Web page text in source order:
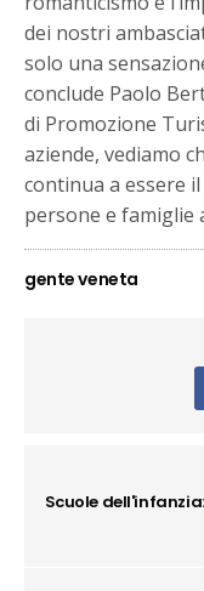
dei nostri
solo una
conclude Paolo
di Promozione
aziende, vediamo
continua a essere
persone e famiglie
gente veneta
Scuole